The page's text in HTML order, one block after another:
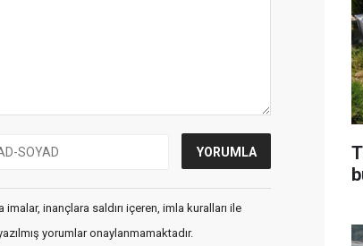
inançlara saldırı içeren, imla kuralları ile
yorumlar onaylanmamaktadır.